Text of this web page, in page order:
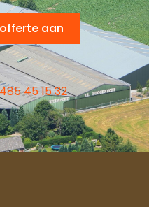
aan
45 15 32